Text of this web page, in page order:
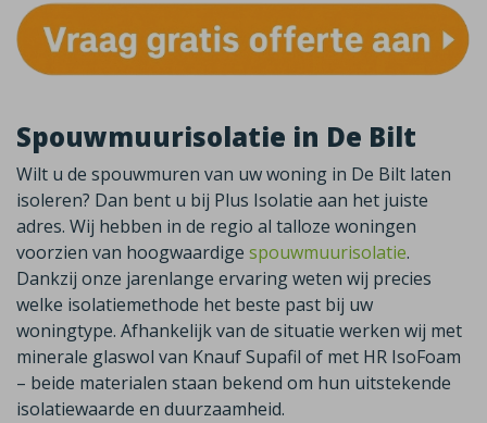
Spouwmuurisolatie in De Bilt
Wilt u de spouwmuren van uw woning in De Bilt laten
isoleren? Dan bent u bij Plus Isolatie aan het juiste
adres. Wij hebben in de regio al talloze woningen
voorzien van hoogwaardige spouwmuurisolatie.
Dankzij onze jarenlange ervaring weten wij precies
welke isolatiemethode het beste past bij uw
woningtype. Afhankelijk van de situatie werken wij met
minerale glaswol van KnaufSupafil of met HR IsoFoam
– beide materialen staan bekend om hun uitstekende
isolatiewaarde en duurzaamheid.